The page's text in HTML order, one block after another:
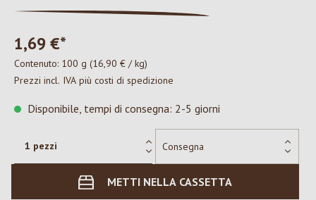
1,69 €*
Contenuto: 100 g (16,90 € / kg)
Prezzi incl. IVA più costi di spedizione
Disponibile, tempi di consegna: 2-5 giorni
METTI NELLA CASSETTA